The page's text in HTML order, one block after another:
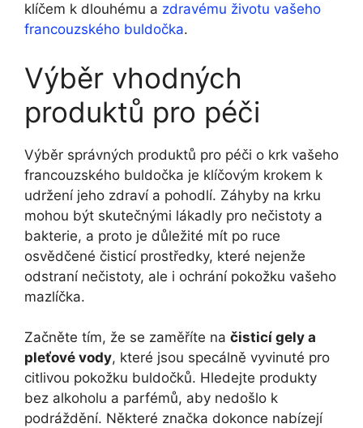
klíčem k​ dlouhému ⁢a zdravému životu vašeho
francouzského buldočka.
Výběr vhodných
produktů pro péči
Výběr správných produktů pro péči o krk vašeho
francouzského buldočka ⁤je klíčovým krokem k
udržení⁢ jeho zdraví a pohodlí. Záhyby na krku
mohou být skutečnými lákadly pro nečistoty a
bakterie, a proto je ⁣důležité mít ‍po ruce
osvědčené čisticí prostředky, které nejenže
odstraní nečistoty, ale ‍i ochrání pokožku vašeho​
mazlíčka.
Začněte tím, že se zaměříte na čisticí gely a‌
pleťové vody,​ které jsou specálně vyvinuté pro
citlivou ⁢pokožku ​buldočků. Hledejte produkty
bez alkoholu a parfémů,⁣ aby nedošlo ‌k
podráždění. Některé ⁢značka dokonce nabízejí